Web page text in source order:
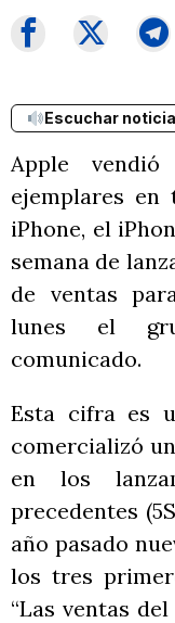
Escuchar noticia
Apple
ejemplares
iPhone, el
semana de
de ventas
lunes el
comunicado.
Esta cifra es
comercializó
en los
precedentes
año pasado
los tres
“Las ventas